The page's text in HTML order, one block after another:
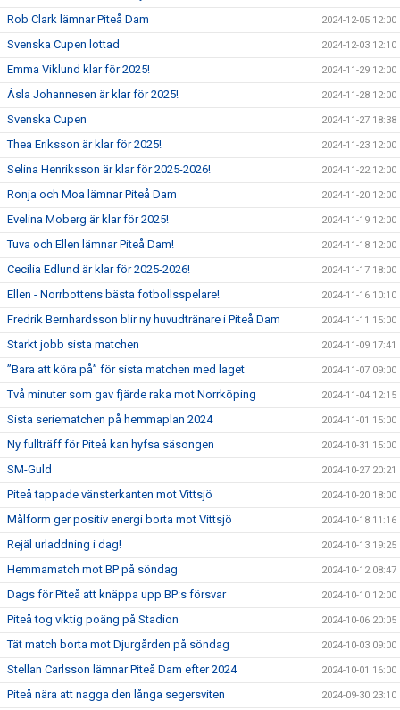
Rob Clark lämnar Piteå Dam 2024-12-05 12:00
Svenska Cupen lottad 2024-12-03 12:10
Emma Viklund klar för 2025! 2024-11-29 12:00
Ásla Johannesen är klar för 2025! 2024-11-28 12:00
Svenska Cupen 2024-11-27 18:38
Thea Eriksson är klar för 2025! 2024-11-23 12:00
Selina Henriksson är klar för 2025-2026! 2024-11-22 12:00
Ronja och Moa lämnar Piteå Dam 2024-11-20 12:00
Evelina Moberg är klar för 2025! 2024-11-19 12:00
Tuva och Ellen lämnar Piteå Dam! 2024-11-18 12:00
Cecilia Edlund är klar för 2025-2026! 2024-11-17 18:00
Ellen - Norrbottens bästa fotbollsspelare! 2024-11-16 10:10
Fredrik Bernhardsson blir ny huvudtränare i Piteå Dam 2024-11-11 15:00
Starkt jobb sista matchen 2024-11-09 17:41
”Bara att köra på” för sista matchen med laget 2024-11-07 09:00
Två minuter som gav fjärde raka mot Norrköping 2024-11-04 12:15
Sista seriematchen på hemmaplan 2024 2024-11-01 15:00
Ny fullträff för Piteå kan hyfsa säsongen 2024-10-31 15:00
SM-Guld 2024-10-27 20:21
Piteå tappade vänsterkanten mot Vittsjö 2024-10-20 18:00
Målform ger positiv energi borta mot Vittsjö 2024-10-18 11:16
Rejäl urladdning i dag! 2024-10-13 19:25
Hemmamatch mot BP på söndag 2024-10-12 08:47
Dags för Piteå att knäppa upp BP:s försvar 2024-10-10 12:00
Piteå tog viktig poäng på Stadion 2024-10-06 20:05
Tät match borta mot Djurgården på söndag 2024-10-03 09:00
Stellan Carlsson lämnar Piteå Dam efter 2024 2024-10-01 16:00
Piteå nära att nagga den långa segersviten 2024-09-30 23:10